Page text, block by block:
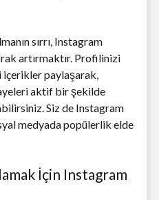
sırrı, Instagram
artırmaktır. Profilinizi
paylaşarak,
aktif bir şekilde
Siz de Instagram
medyada popülerlik elde
İçin Instagram